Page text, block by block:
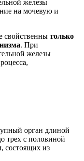
железы
на мочевую и
свойственны только
. При
железы
орган длиной
трех с половиной
состоящих из